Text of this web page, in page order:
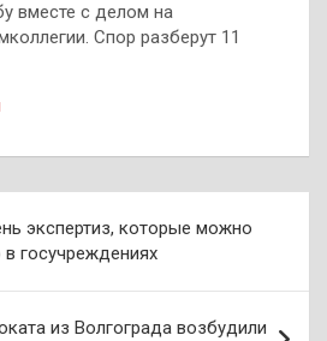
вместе с делом на
Спор разберут 11
экспертиз, которые можно
госучреждениях
из Волгограда возбудили